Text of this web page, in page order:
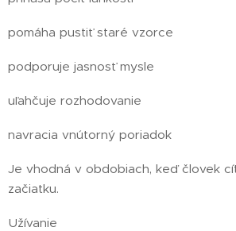
pomáha pustiť staré vzorce
podporuje jasnosť mysle
uľahčuje rozhodovanie
navracia vnútorný poriadok
Je vhodná v obdobiach, keď človek
začiatku.
Užívanie